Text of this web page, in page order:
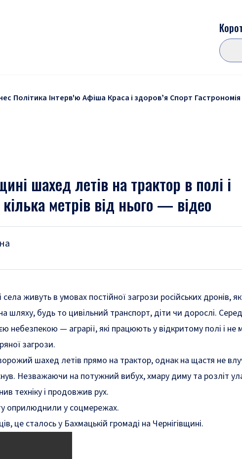
Політика Інтерв'ю Афіша Краса і здоровʼя Спорт Гастрономія
шахед летів на трактор в полі і
метрів від нього — відео
живуть в умовах постійної загрози російських дронів,
шляху, будь то цивільний транспорт, діти чи дорослі.
небезпекою — аграрії, які працюють у відкритому полі і
загрози.
шахед летів прямо на трактор, однак на щастя не
Незважаючи на потужний вибух, хмару диму та розліт
техніку і продовжив рух.
оприлюднили у соцмережах.
це сталось у Бахмацькій громаді на Чернігівщині.